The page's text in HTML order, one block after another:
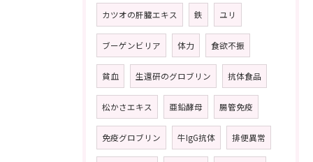
カツオの肝臓エキス 鉄 ユリ
ブーゲンビリア 体力 食欲不振
貧血 生還研のグロブリン 抗体食品
松かさエキス 亜鉛酵母 腸管免疫
免疫グロブリン 牛IgG抗体 排便異常